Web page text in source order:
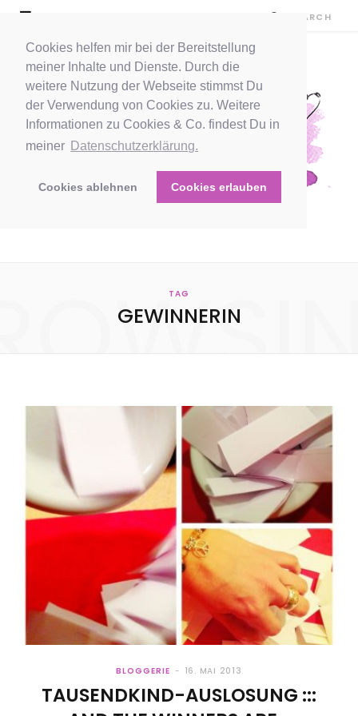
Cookies helfen mir bei der Bereitstellung
meiner Inhalte und Dienste. Durch die
weitere Nutzung der Webseite stimmst Du
der Verwendung von Cookies zu. Weitere
Informationen zu Cookies & Co. findest Du in
meiner Datenschutzerklärung.
Cookies ablehnen Cookies erlauben
TAG
GEWINNERIN
BLOGGERIE 16. MAI 2013
TAUSENDKIND-AUSLOSUNG :::